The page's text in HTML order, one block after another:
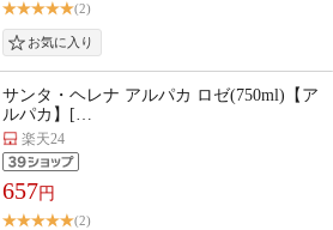
(2)
サンタ・ヘレナ アルパカ ロゼ(750ml)【ア
ルパカ】[…
楽天24
657円
(2)